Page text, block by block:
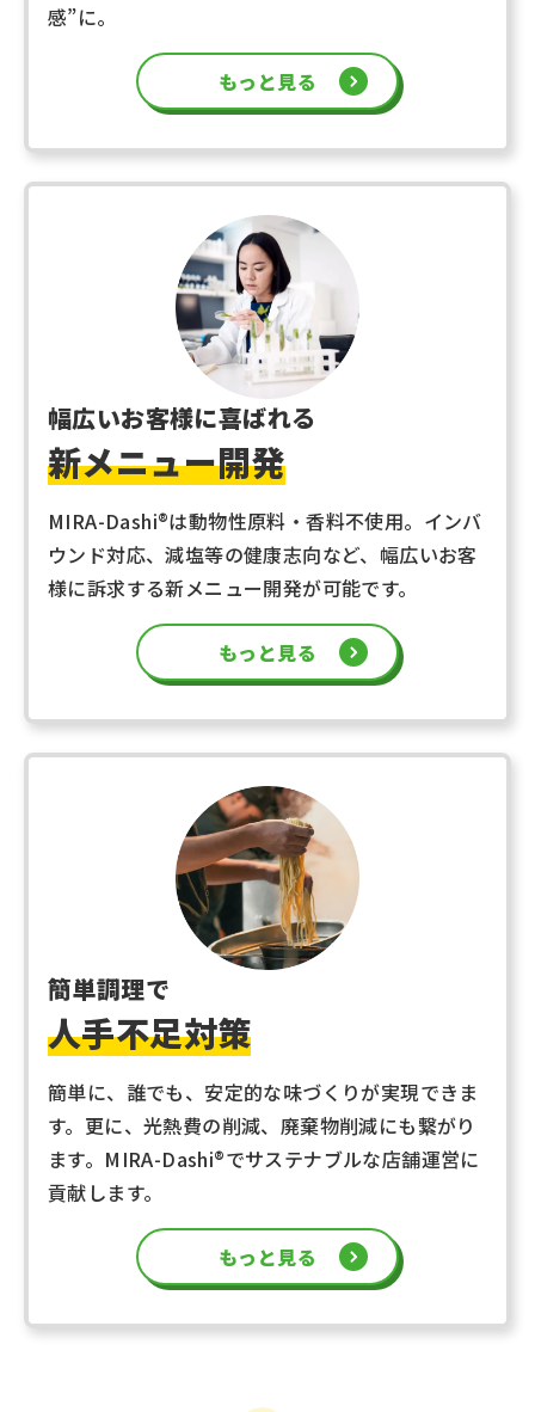
感”に。
もっと見る
幅広いお客様に喜ばれる
新メニュー開発
MIRA-Dashi®は動物性原料・香料不使用。インバ
ウンド対応、減塩等の健康志向など、幅広いお客
様に訴求する新メニュー開発が可能です。
もっと見る
簡単調理で
人手不足対策
簡単に、誰でも、安定的な味づくりが実現できま
す。更に、光熱費の削減、廃棄物削減にも繋がり
ます。MIRA-Dashi®でサステナブルな店舗運営に
貢献します。
もっと見る